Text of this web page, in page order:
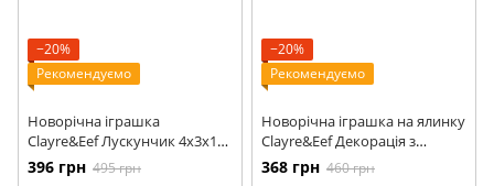
−20%
Рекомендуємо
Новорічна іграшка
Clayre&Eef Лускунчик 4x3x13
cm Нідерланди
396 грн 495 грн
−20%
Рекомендуємо
Новорічна іграшка на ялинку
Clayre&Eef Декорація з
лускунчиком рожева 6x1x8
cm Нідерланди
368 грн 460 грн